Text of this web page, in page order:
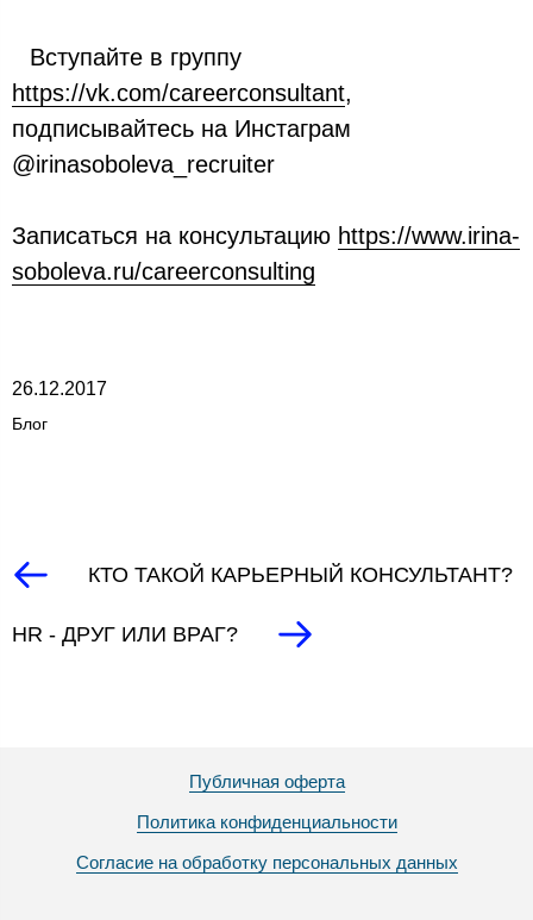
⠀Вступайте в группу
https://vk.com/careerconsultant,
подписывайтесь на Инстаграм
@irinasoboleva_recruiter
Записаться на консультацию https://www.irina-
soboleva.ru/careerconsulting
26.12.2017
Блог
КТО ТАКОЙ КАРЬЕРНЫЙ КОНСУЛЬТАНТ?
HR - ДРУГ ИЛИ ВРАГ?
Публичная оферта
Политика конфиденциальности
Согласие на обработку персональных данных